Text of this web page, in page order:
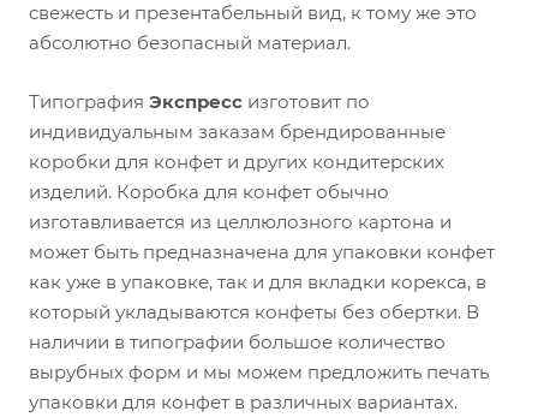
свежесть и презентабельный вид, к тому же это
абсолютно безопасный материал.
Типография Экспресс изготовит по
индивидуальным заказам брендированные
коробки для конфет и других кондитерских
изделий. Коробка для конфет обычно
изготавливается из целлюлозного картона и
может быть предназначена для упаковки конфет
как уже в упаковке, так и для вкладки корекса, в
который укладываются конфеты без обертки. В
наличии в типографии большое количество
вырубных форм и мы можем предложить печать
упаковки для конфет в различных вариантах.